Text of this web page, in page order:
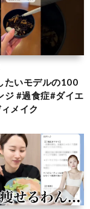
たいモデルの100
ジ #過食症#ダイエ
メイク